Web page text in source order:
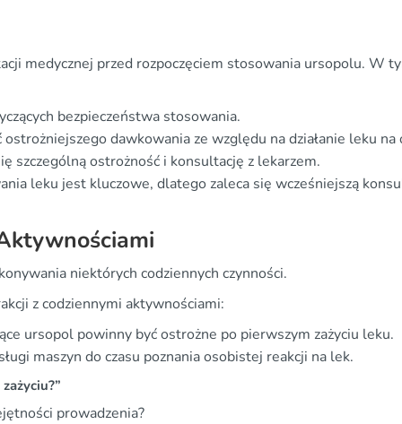
medycznej przed rozpoczęciem stosowania ursopolu. W
bezpieczeństwa stosowania.
dawkowania ze względu na działanie leku na
szczególną ostrożność i konsultację z lekarzem.
leku jest kluczowe, dlatego zaleca się wcześniejszą
niektórych codziennych czynności.
z codziennymi aktywnościami:
ursopol powinny być ostrożne po pierwszym zażyciu leku.
maszyn do czasu poznania osobistej reakcji na lek.
prowadzenia?